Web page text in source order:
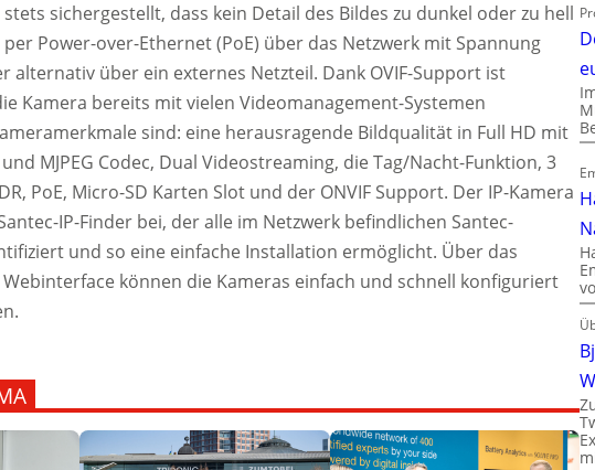
sichergestellt, dass kein Detail des Bildes zu dunkel oder zu hell
Power-over-Ethernet (PoE) über das Netzwerk mit Spannung
alternativ über ein externes Netzteil. Dank OVIF-Support ist
Kamera bereits mit vielen Videomanagement-Systemen
sind: eine herausragende Bildqualität in Full HD mit
MJPEG Codec, Dual Videostreaming, die Tag/Nacht-Funktion, 3
PoE, Micro-SD Karten Slot und der ONVIF Support. Der IP-Kamera
IP-Finder bei, der alle im Netzwerk befindlichen Santec-
und so eine einfache Installation ermöglicht. Über das
können die Kameras einfach und schnell konfiguriert